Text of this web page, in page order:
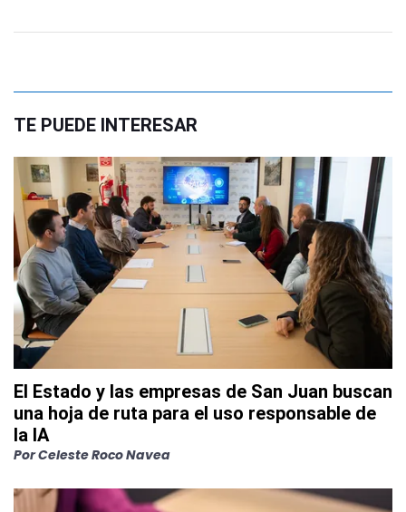
TE PUEDE INTERESAR
El Estado y las empresas de San Juan buscan
una hoja de ruta para el uso responsable de
la IA
PorCeleste Roco Navea